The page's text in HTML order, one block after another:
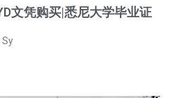
文凭购买|悉尼大学毕业证